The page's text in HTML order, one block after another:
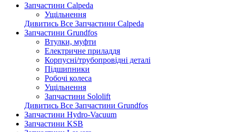
Запчастини Calpeda
Ущільнення
Дивитись Все Запчастини Calpeda
Запчастини Grundfos
Втулки, муфти
Електричне приладдя
Корпусні/трубопровідні деталі
Підшипники
Робочі колеса
Ущільнення
Запчастини Sololift
Дивитись Все Запчастини Grundfos
Запчастини Hydro-Vacuum
Запчастини KSB